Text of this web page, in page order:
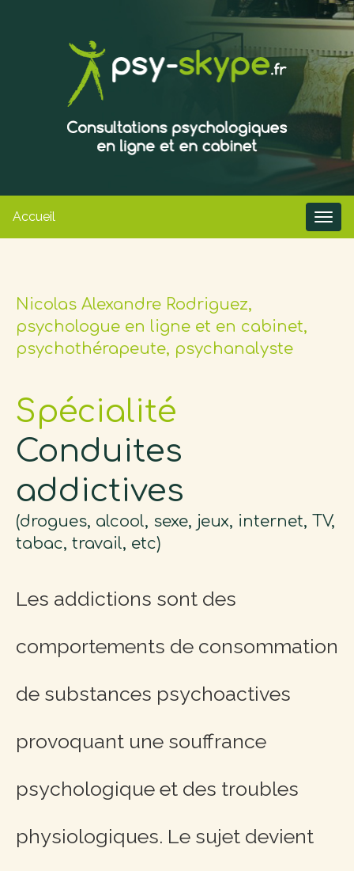
Accueil
Nicolas Alexandre Rodriguez,
psychologue en ligne et en cabinet,
psychothérapeute, psychanalyste
Spécialité
Conduites
addictives
(drogues, alcool, sexe, jeux, internet, TV,
tabac, travail, etc)
Les addictions sont des
comportements de consommation
de substances psychoactives
provoquant une souffrance
psychologique et des troubles
physiologiques. Le sujet devient